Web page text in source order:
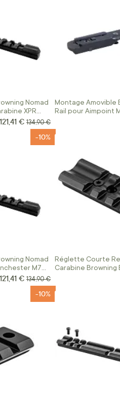
Nomad
XPR
Prix Spécial
121,41 € Prix normal
134,90 €
Montage Amovible
Rail pour Aimpoint
Nomad
M70
-10%
Prix Spécial
121,41 € Prix normal
134,90 €
Réglette Courte
Carabine Browning
-10%